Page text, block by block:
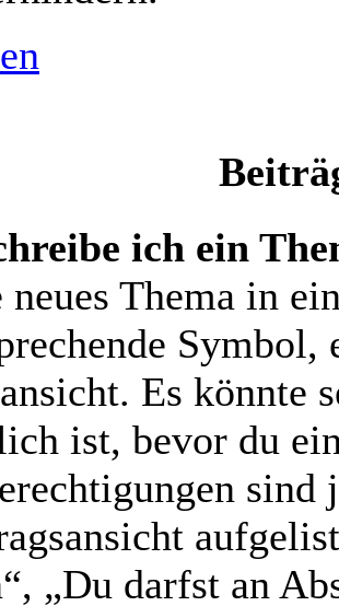
ich ein
neues Thema in
Es könnte
ist, bevor du
sind
„Du darfst an